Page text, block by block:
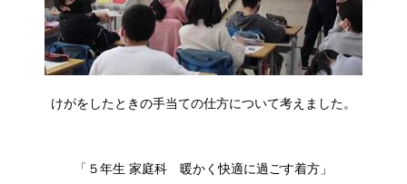
けがをしたときの手当ての仕方について考えました。
「５年生 家庭科 暖かく快適に過ごす着方」